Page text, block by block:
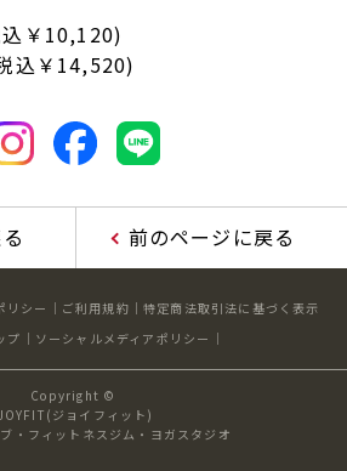
￥10,120)
込￥14,520)
前のページに戻る
リシー ご利用規約
特定商法取引法に基づく表示
プ
ソーシャルメディアポリシー
Copyright ©
ジョイフィット)
・フィットネスジム・ヨガスタジオ